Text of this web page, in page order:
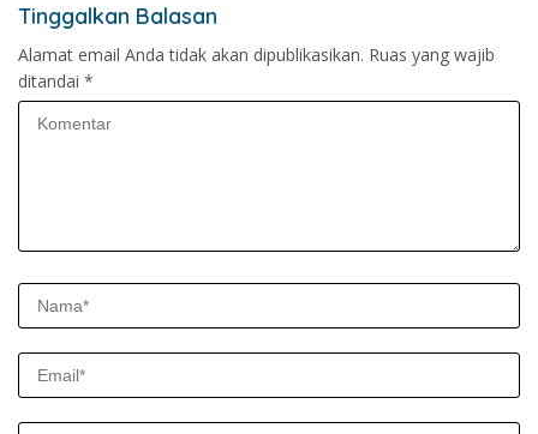
Tinggalkan Balasan
Alamat email Anda tidak akan dipublikasikan. Ruas yang wajib
ditandai *